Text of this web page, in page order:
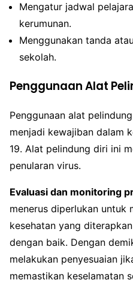
Mengatur jadwal
kerumunan.
Menggunakan tanda
sekolah.
Penggunaan Alat
Penggunaan alat
menjadi kewajiban dalam
19. Alat pelindung diri ini
penularan virus.
Evaluasi dan monitoring
menerus diperlukan untuk
kesehatan yang
dengan baik. Dengan
melakukan penyesuaian
memastikan keselamatan